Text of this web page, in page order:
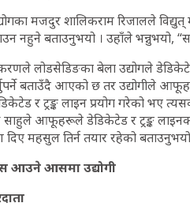
मजदुर शालिकराम रिजालले
नहुने बताउनुभयो । उहाँले भन्नुभयो,
लोडसेडिङका बेला उद्योगले
बताउँदै आएको छ तर उद्योगीले
र ट्रङ्क लाइन प्रयोग गरेको भए
साहुले आफूहरूले डेडिकेटेड र ट्रङ्क
दिए महसुल तिर्न तयार रहेको
आउने आसमा उद्योगी